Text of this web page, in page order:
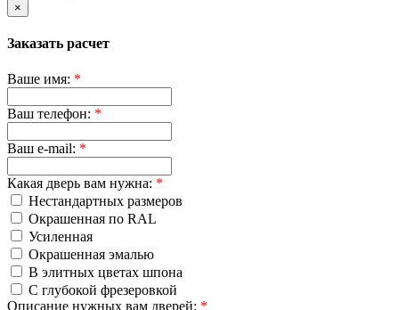
×
Заказать расчет
Ваше имя: *
Ваш телефон: *
Ваш e-mail: *
Какая дверь вам нужна: *
Нестандартных размеров
Окрашенная по RAL
Усиленная
Окрашенная эмалью
В элитных цветах шпона
С глубокой фрезеровкой
Описание нужных вам дверей: *